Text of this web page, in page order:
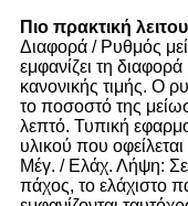
Πιο πρακτική
Διαφορά / Ρυθμός
εμφανίζει τη
κανονικής τιμής. Ο
το ποσοστό της
λεπτό. Τυπική
υλικού που
Μέγ. / Ελάχ. Λήψη: Σε
πάχος, το ελάχιστο